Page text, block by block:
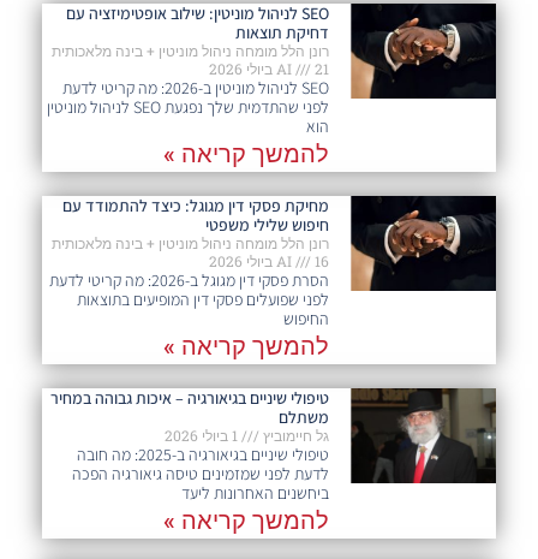
SEO לניהול מוניטין: שילוב אופטימיזציה עם
דחיקת תוצאות
רונן הלל מומחה ניהול מוניטין + בינה מלאכותית
AI
21 ביולי 2026
SEO לניהול מוניטין ב-2026: מה קריטי לדעת
לפני שהתדמית שלך נפגעת SEO לניהול מוניטין
הוא
להמשך קריאה »
מחיקת פסקי דין מגוגל: כיצד להתמודד עם
חיפוש שלילי משפטי
רונן הלל מומחה ניהול מוניטין + בינה מלאכותית
AI
16 ביולי 2026
הסרת פסקי דין מגוגל ב-2026: מה קריטי לדעת
לפני שפועלים פסקי דין המופיעים בתוצאות
החיפוש
להמשך קריאה »
טיפולי שיניים בגיאורגיה – איכות גבוהה במחיר
משתלם
גל חיימוביץ
טיפולי שיניים בגיאורגיה ב-2025: מה חובה
לדעת לפני שמזמינים טיסה גיאורגיה הפכה
ביחשנים האחרונות ליעד
להמשך קריאה »